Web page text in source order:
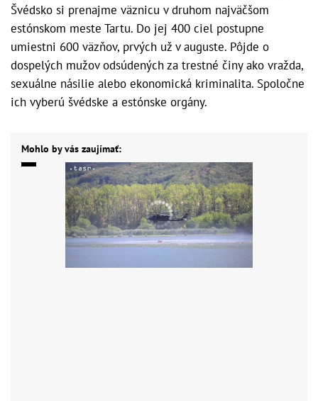
Švédsko si prenajme väznicu v druhom najväčšom
estónskom meste Tartu. Do jej 400 ciel postupne
umiestni 600 väzňov, prvých už v auguste. Pôjde o
dospelých mužov odsúdených za trestné činy ako vražda,
sexuálne násilie alebo ekonomická kriminalita. Spoločne
ich vyberú švédske a estónske orgány.
Mohlo by vás zaujímať: